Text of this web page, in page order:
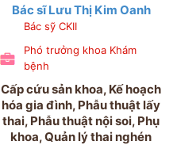
Bác sĩ Lưu Thị Kim Oanh
Bác sỹ CKII
Phó trưởng khoa Khám
bệnh
Cấp cứu sản khoa, Kế hoạch
hóa gia đình, Phẫu thuật lấy
thai, Phẫu thuật nội soi, Phụ
khoa, Quản lý thai nghén